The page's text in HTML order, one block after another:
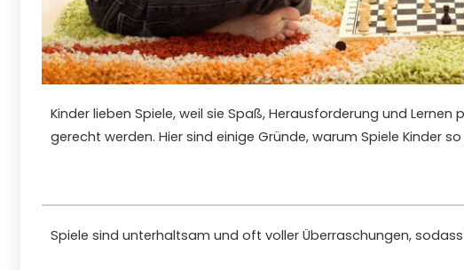
Kinder lieben Spiele, weil sie Spaß, Herausforderung und
gerecht werden. Hier sind einige Gründe, warum Spiele Kinder
Spiele sind unterhaltsam und oft voller Überraschungen,